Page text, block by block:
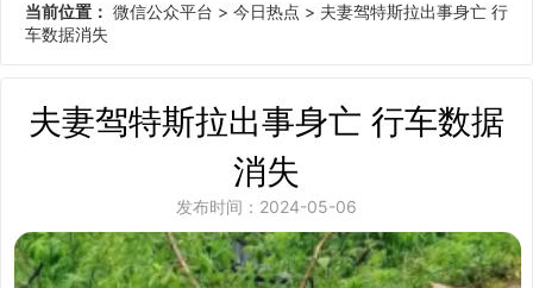
当前位置： 微信公众平台 > 今日热点 > 夫妻驾特斯拉出事身亡 行
车数据消失
夫妻驾特斯拉出事身亡 行车数据
消失
发布时间：2024-05-06